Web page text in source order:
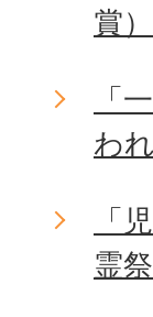
賞
「
わ
「
霊